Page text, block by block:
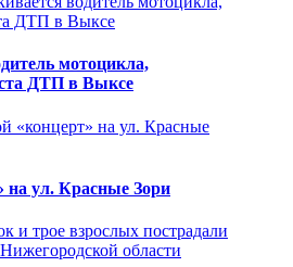
мотоцикла,
ДТП в Выксе
на ул. Красные Зори